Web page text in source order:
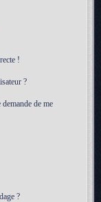
!
?
de me
?